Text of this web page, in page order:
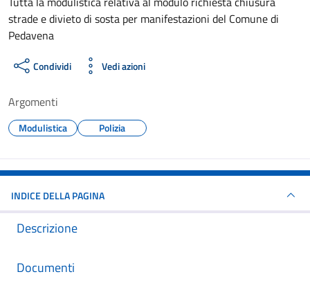
strade e divieto di sosta per manifestazioni del Comune di
Pedavena
Condividi Vedi azioni
Argomenti
Modulistica Polizia
INDICE DELLA PAGINA
Descrizione
Documenti